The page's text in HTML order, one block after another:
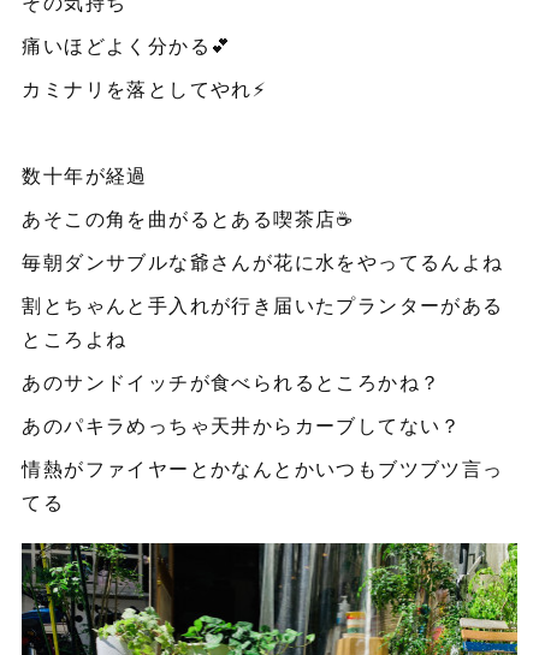
痛いほどよく分かる💕
カミナリを落としてやれ⚡️
数十年が経過
あそこの角を曲がるとある喫茶店☕️
毎朝ダンサブルな爺さんが花に水をやってるんよね
割とちゃんと手入れが行き届いたプランターがある
ところよね
あのサンドイッチが食べられるところかね？
あのパキラめっちゃ天井からカーブしてない？
情熱がファイヤーとかなんとかいつもブツブツ言っ
てる